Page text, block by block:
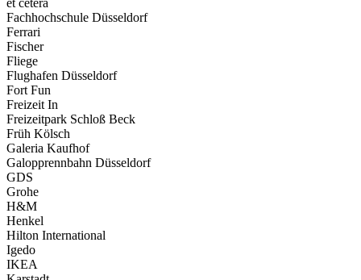
Fachhochschule Düsseldorf
Ferrari
Fischer
Fliege
Flughafen Düsseldorf
Fort Fun
Freizeit In
Freizeitpark Schloß Beck
Früh Kölsch
Galeria Kaufhof
Galopprennbahn Düsseldorf
GDS
Grohe
H&M
Henkel
Hilton International
Igedo
IKEA